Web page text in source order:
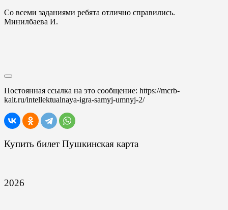
Со всеми заданиями ребята отлично справились.
Минилбаева И.
Постоянная ссылка на это сообщение: https://mcrb-
kalt.ru/intellektualnaya-igra-samyj-umnyj-2/
Купить билет Пушкинская карта
2026